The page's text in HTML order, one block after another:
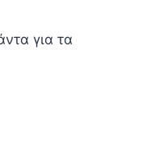
για τα